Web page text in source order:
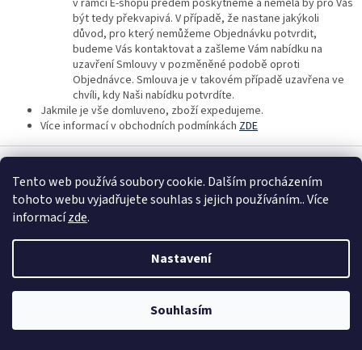
Tento web používá soubory cookie. Dalším procházením
tohoto webu vyjadřujete souhlas s jejich používáním.. Více
informacízde.
Nastavení
Souhlasím
v rámci E-shopu předem poskytneme a neměla by pro Vás
být tedy překvapivá. V případě, že nastane jakýkoli
důvod, pro který nemůžeme Objednávku potvrdit,
budeme Vás kontaktovat a zašleme Vám nabídku na
uzavření Smlouvy v pozměněné podobě oproti
Objednávce. Smlouva je v takovém případě uzavřena ve
chvíli, kdy Naši nabídku potvrdíte.
Jakmile je vše domluveno, zboží expedujeme.
Více informací v obchodních podmínkách ZDE
Z
Vytvořil Shoptet